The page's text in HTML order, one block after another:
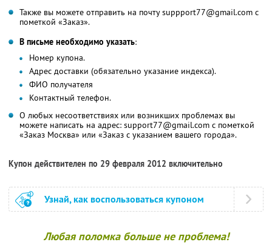
Также вы можете отправить на почту suppport77@gmail.com с
пометкой «Заказ».
В письме необходимо указать:
Номер купона.
Адрес доставки (обязательно указание индекса).
ФИО получателя
Контактный телефон.
О любых несоответствиях или возникших проблемах вы
можете написать на адрес: support77@gmail.com с пометкой
«Заказ Москва» или «Заказ с указанием вашего города».
Купон действителен по 29 февраля 2012 включительно
Узнай, как воспользоваться купоном
Любая поломка больше не проблема!